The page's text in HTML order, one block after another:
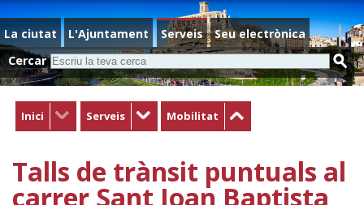
La ciutat L'Ajuntament Serveis
Seu electrònica
Cercar
Inici Serveis Mobilitat
Talls de trànsit puntuals al
carrer Sant Joan Baptista